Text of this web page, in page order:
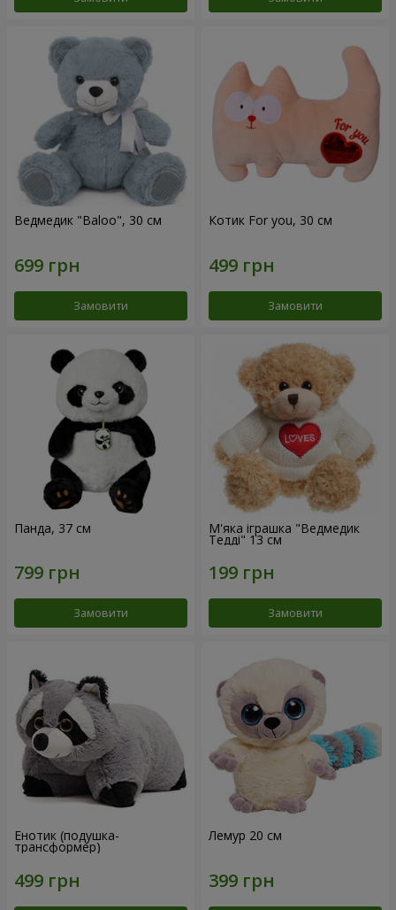
Ведмедик "Baloo", 30 см
Замовити
Котик For you, 30 см
Замовити
Панда, 37 см
Замовити
М'яка іграшка "Ведмедик
Тедді" 13 см
Замовити
Енотик (подушка-
трансформер)
Лемур 20 см